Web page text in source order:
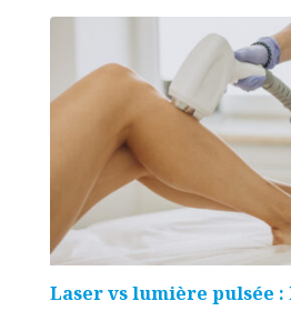
Laser vs lumière pulsée :